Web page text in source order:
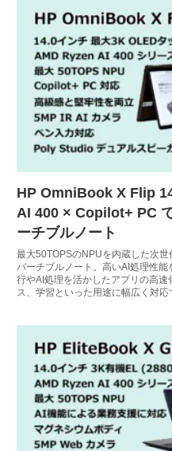
HP OmniBook X Flip
AI 400 × Copilot+ PC
ーチブルノート
最大50TOPSのNPUを内蔵した次
バーチブルノート。高いAI処理性
行やAI処理を活かしたアプリの高
ス、学習といった用途に幅広く対応